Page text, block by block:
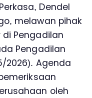
Dendel
melawan pihak
Pengadilan
Pengadilan
2026). Agenda
oleh